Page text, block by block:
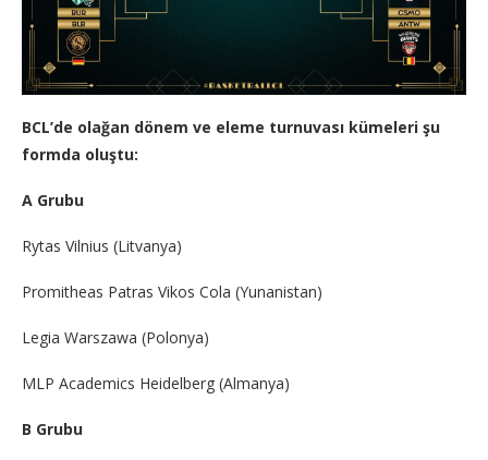
BCL’de olağan dönem ve eleme turnuvası kümeleri şu
formda oluştu:
A Grubu
Rytas Vilnius (Litvanya)
Promitheas Patras Vikos Cola (Yunanistan)
Legia Warszawa (Polonya)
MLP Academics Heidelberg (Almanya)
B Grubu